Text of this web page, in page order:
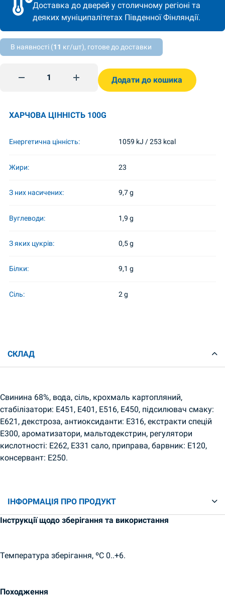
Доставка до дверей у столичному регіоні та
деяких муніципалітетах Південної Фінляндії.
В наявності (11 кг/шт), готове до доставки
Ковбаса варена докторська вищого сорту 700гр
Додати до кошика
ХАРЧОВА ЦІННІСТЬ 100G
Енергетична цінність: 1059 kJ / 253 kcal
Жири: 23
З них насичених: 9,7 g
Вуглеводи: 1,9 g
З яких цукрів: 0,5 g
Білки: 9,1 g
Сіль: 2 g
СКЛАД
Свинина 68%, вода, сіль, крохмаль картопляний,
стабілізатори: Е451, Е401, Е516, Е450, підсилювач смаку:
Е621, декстроза, антиоксиданти: Е316, екстракти спецій
Е300, ароматизатори, мальтодекстрин, регулятори
кислотності: Е262, Е331 сало, приправа, барвник: Е120,
консервант: Е250.
ІНФОРМАЦІЯ ПРО ПРОДУКТ
Інструкції щодо зберігання та використання
Температура зберігання, ºC 0..+6.
Походження